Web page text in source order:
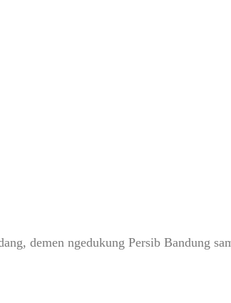
demen ngedukung Persib Bandung